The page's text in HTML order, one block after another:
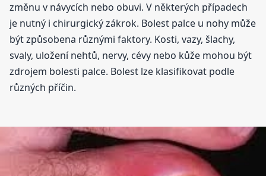
změnu v návycích nebo obuvi. V některých případech
je nutný i chirurgický zákrok. Bolest palce u nohy může
být způsobena různými faktory. Kosti, vazy, šlachy,
svaly, uložení nehtů, nervy, cévy nebo kůže mohou být
zdrojem bolesti palce. Bolest lze klasifikovat podle
různých příčin.